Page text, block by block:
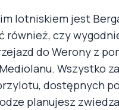
lotniskiem jest
również, czy
do Werony z
Wszystko
dostępnych
planujesz